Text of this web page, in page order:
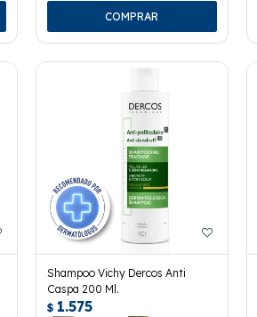
Shampoo Vichy Dercos Anti
Caspa 200 Ml.
$ 1.575